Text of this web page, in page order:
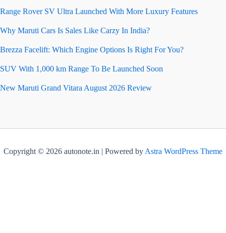
Range Rover SV Ultra Launched With More Luxury Features
Why Maruti Cars Is Sales Like Carzy In India?
Brezza Facelift: Which Engine Options Is Right For You?
SUV With 1,000 km Range To Be Launched Soon
New Maruti Grand Vitara August 2026 Review
Copyright © 2026 autonote.in | Powered by Astra WordPress Theme